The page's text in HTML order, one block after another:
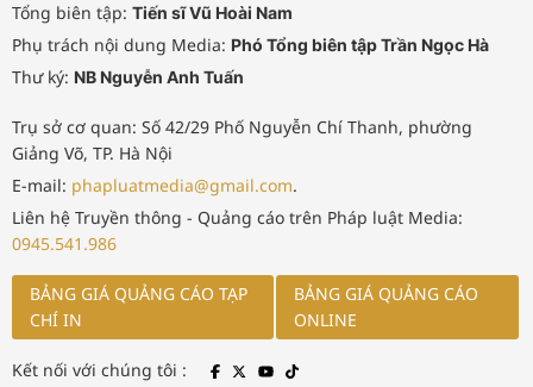
Tổng biên tập: Tiến sĩ Vũ Hoài Nam
Phụ trách nội dung Media: Phó Tổng biên tập Trần Ngọc Hà
Thư ký: NB Nguyễn Anh Tuấn
Trụ sở cơ quan: Số 42/29 Phố Nguyễn Chí Thanh, phường
Giảng Võ, TP. Hà Nội
E-mail: phapluatmedia@gmail.com.
Liên hệ Truyền thông - Quảng cáo trên Pháp luật Media:
0945.541.986
BẢNG GIÁ QUẢNG CÁO TẠP
CHÍ IN
BẢNG GIÁ QUẢNG CÁO
ONLINE
Kết nối với chúng tôi :